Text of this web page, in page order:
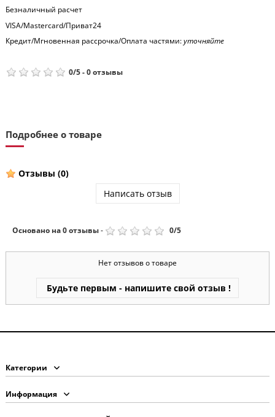
Безналичный расчет
VISA/Mastercard/Приват24
Кредит/Мгновенная рассрочка/Оплата частями:уточняйте
0/5-0отзывы
Подробнее о товаре
Отзывы (0)
Написать отзыв
Основано на0отзывы- 0/5
Нет отзывов о товаре
Будьте первым - напишите свой отзыв !
Категории
Информация